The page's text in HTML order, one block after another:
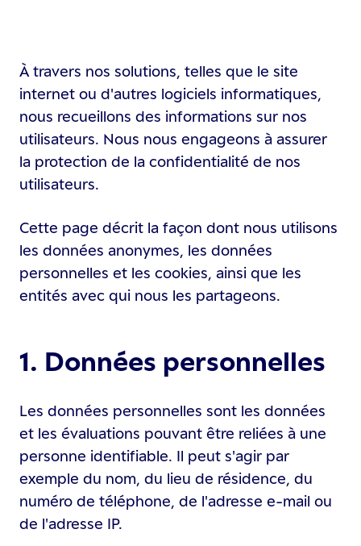
À travers nos solutions, telles que le site
internet ou d'autres logiciels informatiques,
nous recueillons des informations sur nos
utilisateurs. Nous nous engageons à assurer
la protection de la confidentialité de nos
utilisateurs.
Cette page décrit la façon dont nous utilisons
les données anonymes, les données
personnelles et les cookies, ainsi que les
entités avec qui nous les partageons.
1. Données personnelles
Les données personnelles sont les données
et les évaluations pouvant être reliées à une
personne identifiable. Il peut s'agir par
exemple du nom, du lieu de résidence, du
numéro de téléphone, de l'adresse e-mail ou
de l'adresse IP.